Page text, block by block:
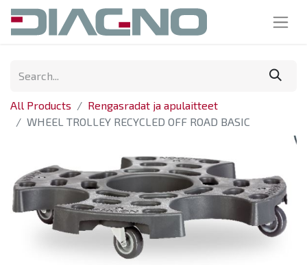
All Products
Rengasradat ja apulaitteet
WHEEL TROLLEY RECYCLED OFF ROAD BASIC